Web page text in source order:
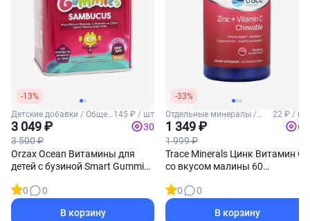
-13%
Детские добавки / Общее
укрепление для детей
145 ₽ / шт
3 049 ₽
3 500 ₽
30
Orzax Ocean Витамины для
детей с бузиной Smart Gummies
пастилок
0
0
В корзину
-33%
Отдельные минералы /
Цинк
22 ₽ / шт
1 349 ₽
1 999 ₽
67
Trace Minerals Цинк Витамин С
со вкусом малины 60
0
0
В корзину